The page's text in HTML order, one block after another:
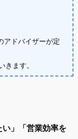
アドバイザーが定
きます。
い」「営業効率を